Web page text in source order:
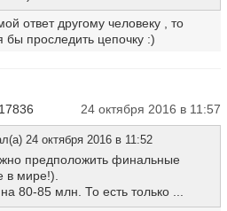
ответ другому человеку , то
бы проследить цепочку :)
24 октября 2016 в 11:57
24 октября 2016 в 11:52
предположить финальные
мире!).
80-85 млн. То есть только ...